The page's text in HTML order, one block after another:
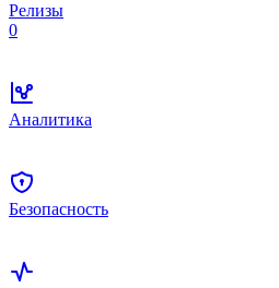
Релизы
0
Аналитика
Безопасность